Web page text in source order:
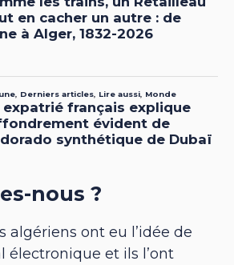
nous ?
algériens ont eu l’idée de
électronique et ils l’ont